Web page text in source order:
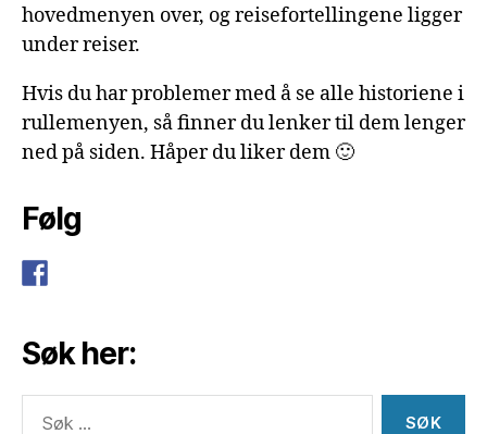
hovedmenyen over, og reisefortellingene ligger
under reiser.
Hvis du har problemer med å se alle historiene i
rullemenyen, så finner du lenker til dem lenger
ned på siden. Håper du liker dem 🙂
Følg
Søk her:
etter: